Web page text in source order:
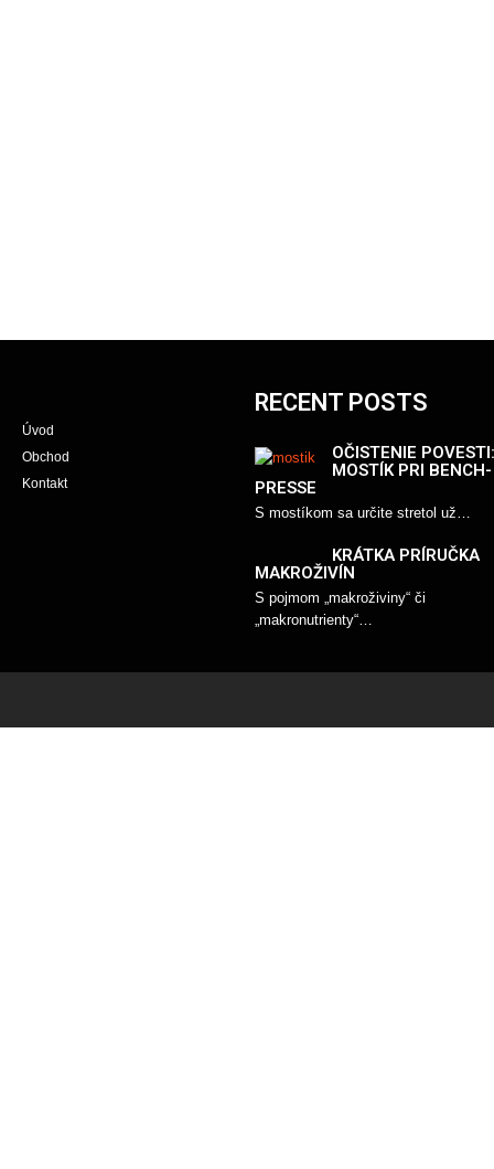
Úvod
Obchod
Kontakt
RECENT POSTS
OČISTENIE POVESTI:
MOSTÍK PRI BENCH-
PRESSE
S mostíkom sa určite stretol už…
KRÁTKA PRÍRUČKA
MAKROŽIVÍN
S pojmom „makroživiny“ či
„makronutrienty“…